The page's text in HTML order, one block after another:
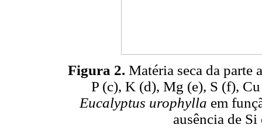
Figura 2. Matéria seca da parte
P (c), K (d), Mg (e), S (f),
Eucalyptus urophylla em
ausência de